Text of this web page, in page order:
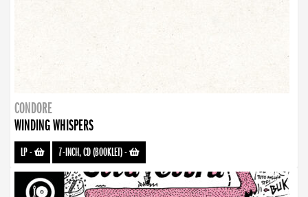
CONDORE
WINDING WHISPERS
LP- 7-INCH, CD (BOOKLET)-